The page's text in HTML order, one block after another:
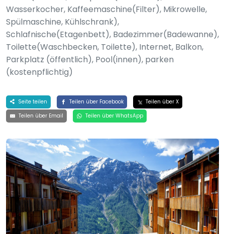
Wasserkocher, Kaffeemaschine(Filter), Mikrowelle,
Spülmaschine, Kühlschrank),
Schlafnische(Etagenbett), Badezimmer(Badewanne),
Toilette(Waschbecken, Toilette), Internet, Balkon,
Parkplatz (öffentlich), Pool(innen), parken
(kostenpflichtig)
Seite teilen Teilen über Facebook
Teilen über X
Teilen über Email
Teilen über WhatsApp